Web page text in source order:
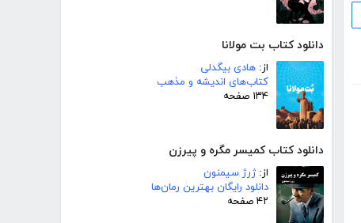
دانلود کتاب بت مولانا
از: هادی بیگدلی
کتاب‌های اندیشه و مذهب
۱۳۴ صفحه
دانلود کتاب کمیسر مگره و پیرزن
از:ژرژ سیمنون
دانلود رایگان بهترین رمان‌ها
۴۲ صفحه